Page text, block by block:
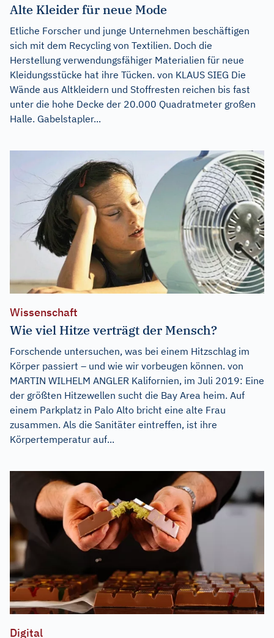
Alte Kleider für neue Mode
Etliche Forscher und junge Unternehmen beschäftigen
sich mit dem Recycling von Textilien. Doch die
Herstellung verwendungsfähiger Materialien für neue
Kleidungsstücke hat ihre Tücken. von KLAUS SIEG Die
Wände aus Altkleidern und Stoffresten reichen bis fast
unter die hohe Decke der 20.000 Quadratmeter großen
Halle. Gabelstapler...
Wissenschaft
Wie viel Hitze verträgt der Mensch?
Forschende untersuchen, was bei einem Hitzschlag im
Körper passiert – und wie wir vorbeugen können. von
MARTIN WILHELM ANGLER Kalifornien, im Juli 2019: Eine
der größten Hitzewellen sucht die Bay Area heim. Auf
einem Parkplatz in Palo Alto bricht eine alte Frau
zusammen. Als die Sanitäter eintreffen, ist ihre
Körpertemperatur auf...
Digital